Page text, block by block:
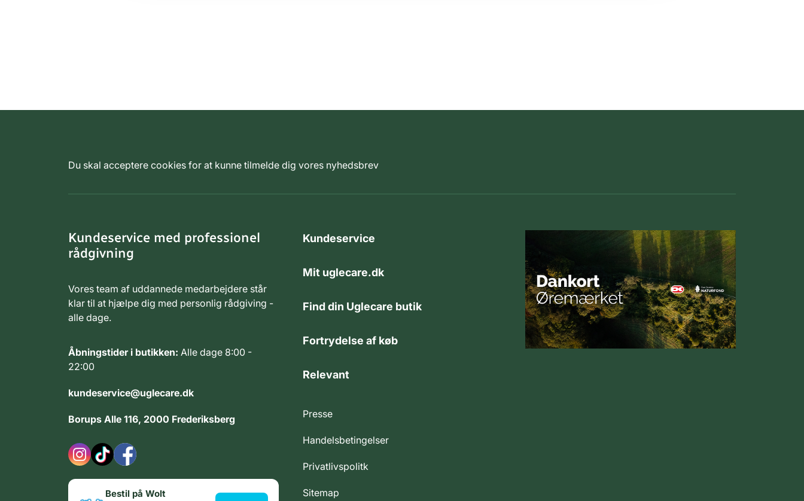
Du skal acceptere cookies for at kunne tilmelde dig vores nyhedsbrev
Kundeservice med professionel
rådgivning
Vores team af uddannede medarbejdere står
klar til at hjælpe dig med personlig rådgiving -
alle dage.
Åbningstider i butikken: Alle dage 8:00 -
22:00
kundeservice@uglecare.dk
Borups Alle 116, 2000 Frederiksberg
Bestil på Wolt
Kundeservice
Mit uglecare.dk
Find din Uglecare butik
Fortrydelse af køb
Relevant
Presse
Handelsbetingelser
Privatlivspolitk
Sitemap